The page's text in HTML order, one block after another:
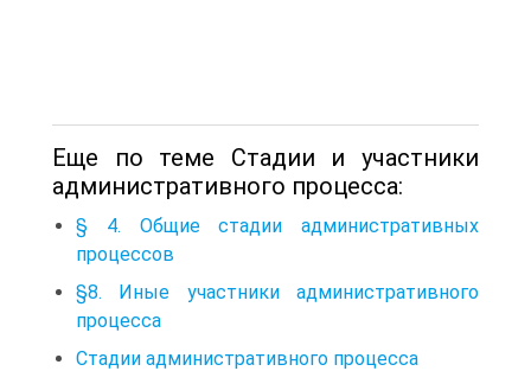
Еще по теме Стадии и участники
административного процесса:
§ 4. Общие стадии административных
процессов
§8. Иные участники административного
процесса
Стадии административного процесса